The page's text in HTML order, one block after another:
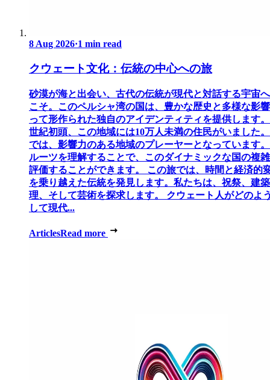
8 Aug 2026·1 min read
クウェート文化：伝統の中心への旅
砂漠が海と出会い、古代の伝統が現代と対話する宇宙
こそ。このペルシャ湾の国は、豊かな歴史と多様な影
って形作られた独自のアイデンティティを提供します
世紀初頭、この地域には10万人未満の住民がいました
では、影響力のある地域のプレーヤーとなっています
ルーツを理解することで、このダイナミックな国の複
評価することができます。 この旅では、時間と経済的
を乗り越えた伝統を発見します。私たちは、祝祭、建
理、そして芸術を探求します。 クウェート人がどのよ
して現代...
ArticlesRead more